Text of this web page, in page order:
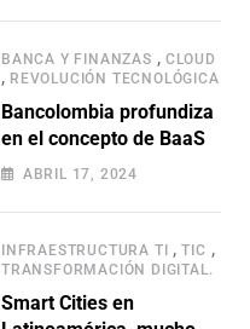
BANCA Y FINANZAS , CLOUD
, REVOLUCIÓN TECNOLÓGICA
Bancolombia profundiza
en el concepto de BaaS
ABRIL 17, 2024
INFRAESTRUCTURA TI ,TIC ,
TRANSFORMACIÓN DIGITAL.
Smart Cities en